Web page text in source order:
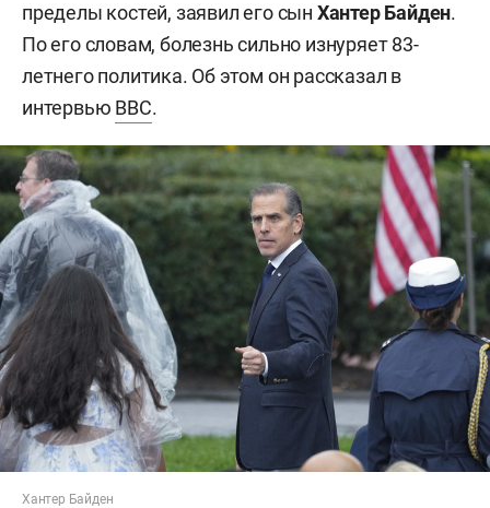
пределы костей, заявил его сын Хантер Байден.
По его словам, болезнь сильно изнуряет 83-
летнего политика. Об этом он рассказал в
интервью BBC.
Хантер Байден